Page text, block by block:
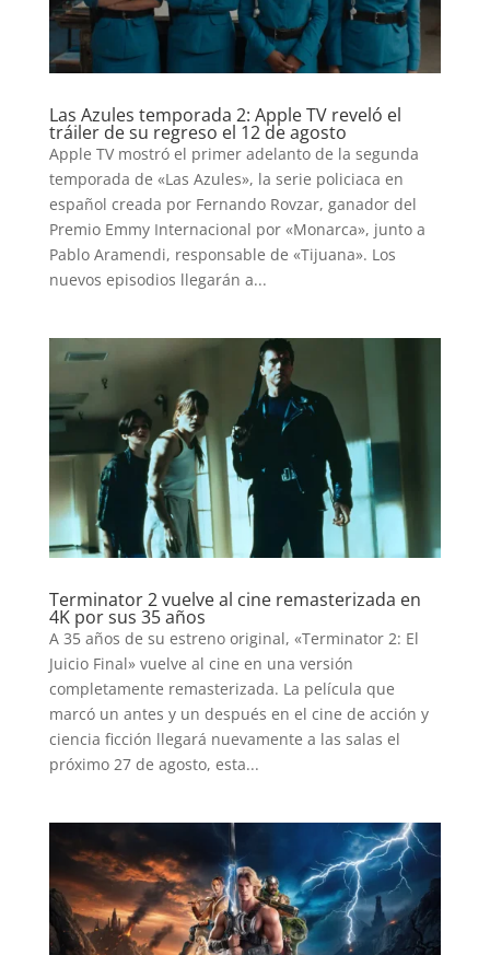
Las Azules temporada 2: Apple TV reveló el
tráiler de su regreso el 12 de agosto
Apple TV mostró el primer adelanto de la segunda
temporada de «Las Azules», la serie policiaca en
español creada por Fernando Rovzar, ganador del
Premio Emmy Internacional por «Monarca», junto a
Pablo Aramendi, responsable de «Tijuana». Los
nuevos episodios llegarán a...
Terminator 2 vuelve al cine remasterizada en
4K por sus 35 años
A 35 años de su estreno original, «Terminator 2: El
Juicio Final» vuelve al cine en una versión
completamente remasterizada. La película que
marcó un antes y un después en el cine de acción y
ciencia ficción llegará nuevamente a las salas el
próximo 27 de agosto, esta...